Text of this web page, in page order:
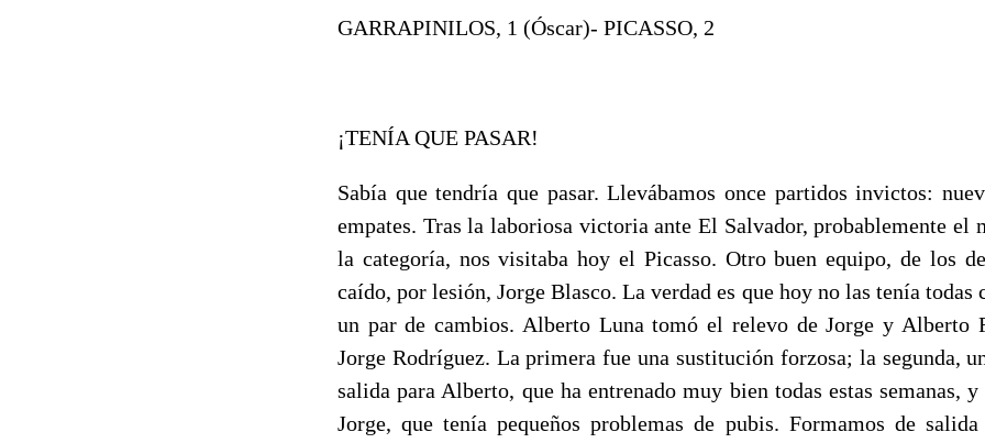
GARRAPINILOS, 1 (Óscar)- PICASSO, 2
¡TENÍA QUE PASAR!
Sabía que tendría que pasar. Llevábamos once partidos invictos:
empates. Tras la laboriosa victoria ante El Salvador, probablemente el
la categoría, nos visitaba hoy el Picasso. Otro buen equipo, de los
caído, por lesión, Jorge Blasco. La verdad es que hoy no las tenía
un par de cambios. Alberto Luna tomó el relevo de Jorge y Alberto
Jorge Rodríguez. La primera fue una sustitución forzosa; la segunda,
salida para Alberto, que ha entrenado muy bien todas estas semanas, y
Jorge, que tenía pequeños problemas de pubis. Formamos de